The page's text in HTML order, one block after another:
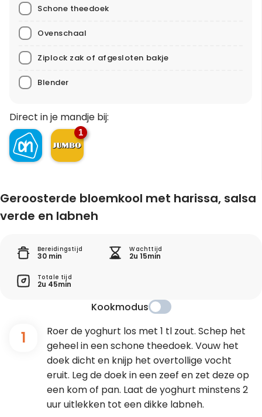
Schone theedoek
Ovenschaal
Ziplock zak of afgesloten bakje
Blender
Direct in je mandje bij:
1
Geroosterde bloemkool met harissa, salsa
verde en labneh
Bereidingstijd
30 min
Wachttijd
2u 15min
Totale tijd
2u 45min
Kookmodus
1
Roer de yoghurt los met 1 tl zout. Schep het
geheel in een schone theedoek. Vouw het
doek dicht en knijp het overtollige vocht
eruit. Leg de doek in een zeef en zet deze op
een kom of pan. Laat de yoghurt minstens 2
uur uitlekken tot een dikke labneh.